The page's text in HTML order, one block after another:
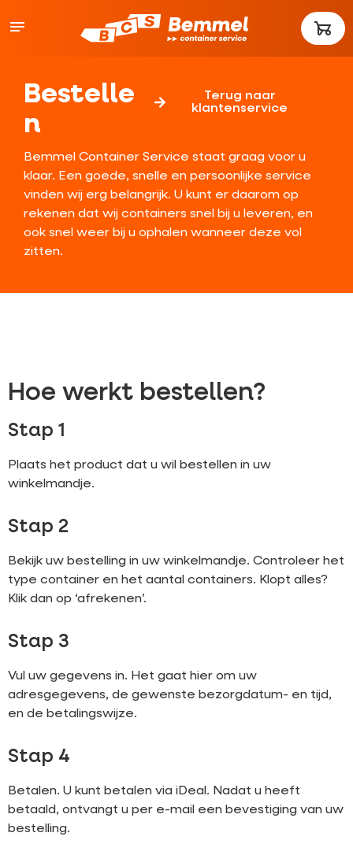
Bestelle
n
Terug naar
klantenservice
Bemmel Container Service staat graag voor u
klaar. Een goede, snelle en persoonlijke service
vinden wij erg belangrijk. U kunt er daarom op
rekenen dat wij containers snel bij u leveren, en
ook snel weer bij u ophalen wanneer deze vol
zitten.
Hoe werkt bestellen?
Stap 1
Plaats het product dat u wil bestellen in uw
winkelmandje.
Stap 2
Bekijk uw bestelling in uw winkelmandje. Controleer het
type container en het aantal containers. Klopt alles?
Klik dan op ‘afrekenen’.
Stap 3
Vul uw gegevens in. Het gaat hier om uw
adresgegevens, de gewenste bezorgdatum- en tijd,
en de betalingswijze.
Stap 4
Betalen. U kunt betalen via iDeal. Nadat u heeft
betaald, ontvangt u per e-mail een bevestiging van uw
bestelling.